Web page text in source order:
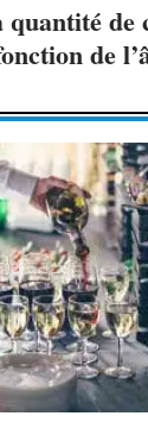
de
de